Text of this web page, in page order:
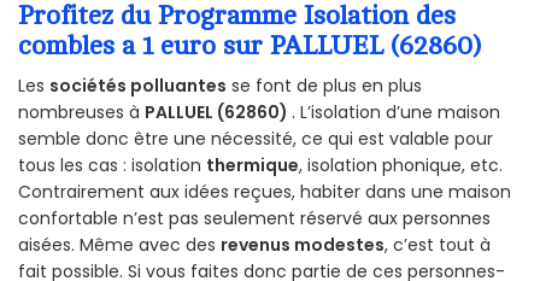
Profitez du Programme Isolation des
combles a 1 euro sur PALLUEL (62860)
Les sociétés polluantes se font de plus en plus
nombreuses à PALLUEL (62860) . L’isolation d’une maison
semble donc être une nécessité, ce qui est valable pour
tous les cas : isolation thermique, isolation phonique, etc.
Contrairement aux idées reçues, habiter dans une maison
confortable n’est pas seulement réservé aux personnes
aisées. Même avec des revenus modestes, c’est tout à
fait possible. Si vous faites donc partie de ces personnes-